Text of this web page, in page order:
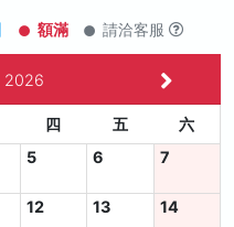
額滿 請洽客服
2026
四 五
六
5 6 7
12 13 14